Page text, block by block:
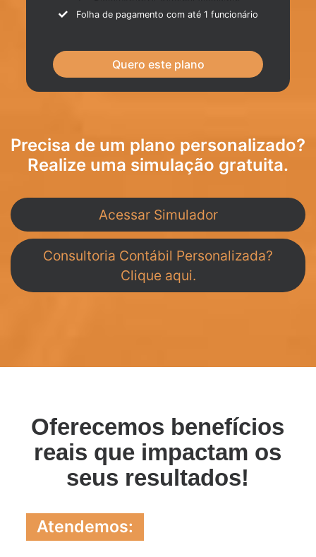
Folha de pagamento com até 1 funcionário
Quero este plano
Precisa de um plano personalizado?
Realize uma simulação gratuita.
Acessar Simulador
Consultoria Contábil Personalizada?
Clique aqui.
Oferecemos benefícios
reais que impactam os
seus resultados!
Atendemos: